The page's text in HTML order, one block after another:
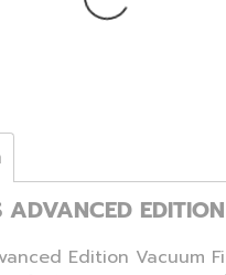
Edition Vacuum